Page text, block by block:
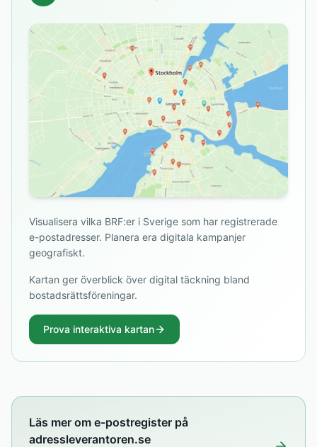
Visualisera vilka BRF:er i Sverige som har registrerade
e-postadresser. Planera era digitala kampanjer
geografiskt.
Kartan ger överblick över digital täckning bland
bostadsrättsföreningar.
Prova interaktiva kartan
Läs mer om e-postregister på
adressleverantoren.se